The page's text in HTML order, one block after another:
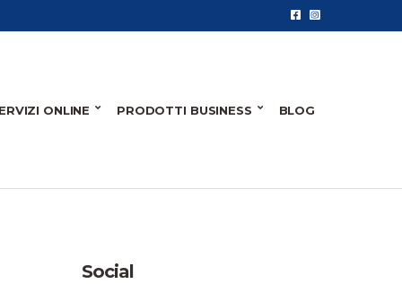
ONLINE PRODOTTI BUSINESS BLOG
Social